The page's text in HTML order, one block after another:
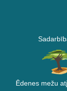
Ēdenes mežu